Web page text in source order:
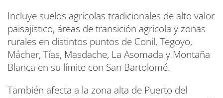
Incluye suelos agrícolas tradicionales de alto valor
paisajístico, áreas de transición agrícola y zonas
rurales en distintos puntos de Conil, Tegoyo,
Mácher, Tías, Masdache, La Asomada y Montaña
Blanca en su límite con San Bartolomé.
También afecta a la zona alta de Puerto del